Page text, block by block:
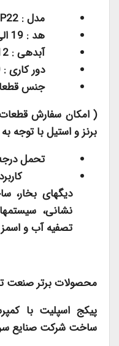
مدل :
هد : 19 الی 250 متر
آبدهی : 12 الی 34 متر مکعب در ساعت
دور کاری : 2900 دور در دقیقه
جنس
( امکان سفارش قطعات
برنز و استیل با توجه
تحمل درجه حرارت :
دیگهای بخار،
نشانی،
تصفیه آب و
محصولات برتر صنعت
پیکج اسپلیت با
ساخت شرکت صنایع